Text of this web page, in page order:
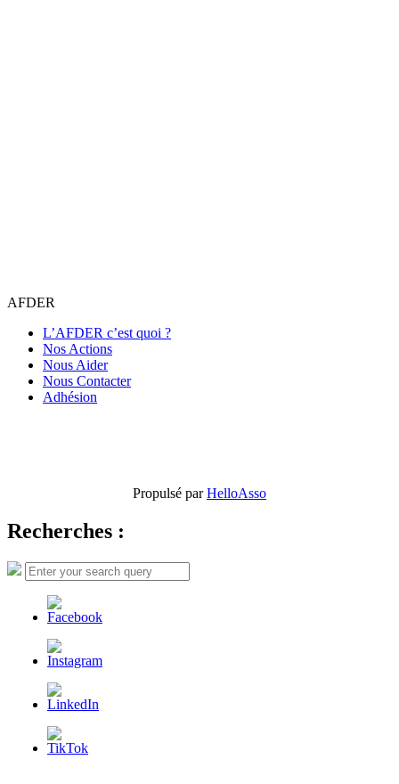
AFDER
L’AFDER c’est quoi ?
Nos Actions
Nous Aider
Nous Contacter
Adhésion
Propulsé parHelloAsso
Recherches :
Search
for:
Search